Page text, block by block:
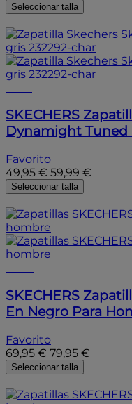
Seleccionar talla
SKECHERS
Dynamight Tuned
Favorito
49,95 € 59,99 €
Seleccionar talla
SKECHERS
En Negro Para
Favorito
69,95 € 79,95 €
Seleccionar talla